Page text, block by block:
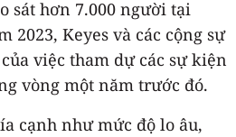
sát hơn 7.000 người tại
2023, Keyes và các cộng sự
việc tham dự các sự kiện
vòng một năm trước đó.
cạnh như mức độ lo âu,